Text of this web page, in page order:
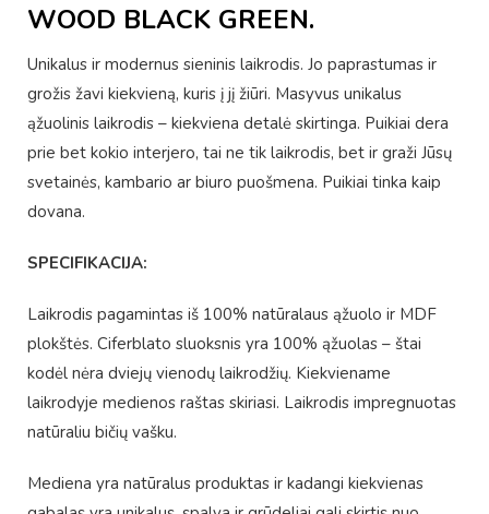
WOOD BLACK GREEN.
Unikalus ir modernus sieninis laikrodis. Jo paprastumas ir
grožis žavi kiekvieną, kuris į jį žiūri. Masyvus unikalus
ąžuolinis laikrodis – kiekviena detalė skirtinga. Puikiai dera
prie bet kokio interjero, tai ne tik laikrodis, bet ir graži Jūsų
svetainės, kambario ar biuro puošmena. Puikiai tinka kaip
dovana.
SPECIFIKACIJA:
Laikrodis pagamintas iš 100% natūralaus ąžuolo ir MDF
plokštės. Ciferblato sluoksnis yra 100% ąžuolas – štai
kodėl nėra dviejų vienodų laikrodžių. Kiekviename
laikrodyje medienos raštas skiriasi. Laikrodis impregnuotas
natūraliu bičių vašku.
Mediena yra natūralus produktas ir kadangi kiekvienas